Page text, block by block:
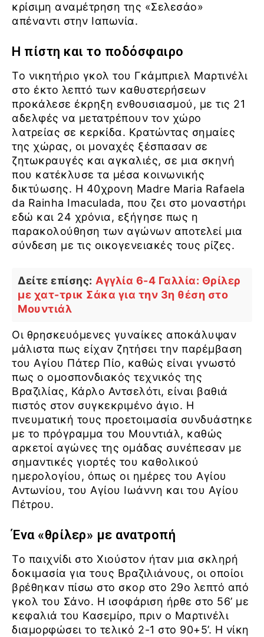
κρίσιμη αναμέτρηση της «Σελεσάο»
απέναντι στην Ιαπωνία.
Η πίστη και το ποδόσφαιρο
Το νικητήριο γκολ του Γκάμπριελ Μαρτινέλι
στο έκτο λεπτό των καθυστερήσεων
προκάλεσε έκρηξη ενθουσιασμού, με τις 21
αδελφές να μετατρέπουν τον χώρο
λατρείας σε κερκίδα. Κρατώντας σημαίες
της χώρας, οι μοναχές ξέσπασαν σε
ζητωκραυγές και αγκαλιές, σε μια σκηνή
που κατέκλυσε τα μέσα κοινωνικής
δικτύωσης. Η 40χρονη Madre Maria Rafaela
da Rainha Imaculada, που ζει στο μοναστήρι
εδώ και 24 χρόνια, εξήγησε πως η
παρακολούθηση των αγώνων αποτελεί μια
σύνδεση με τις οικογενειακές τους ρίζες.
Δείτε επίσης: Αγγλία 6-4 Γαλλία: Θρίλερ
με χατ-τρικ Σάκα για την 3η θέση στο
Μουντιάλ
Οι θρησκευόμενες γυναίκες αποκάλυψαν
μάλιστα πως είχαν ζητήσει την παρέμβαση
του Αγίου Πάτερ Πίο, καθώς είναι γνωστό
πως ο ομοσπονδιακός τεχνικός της
Βραζιλίας, Κάρλο Αντσελότι, είναι βαθιά
πιστός στον συγκεκριμένο άγιο. Η
πνευματική τους προετοιμασία συνδυάστηκε
με το πρόγραμμα του Μουντιάλ, καθώς
αρκετοί αγώνες της ομάδας συνέπεσαν με
σημαντικές γιορτές του καθολικού
ημερολογίου, όπως οι ημέρες του Αγίου
Αντωνίου, του Αγίου Ιωάννη και του Αγίου
Πέτρου.
Ένα «θρίλερ» με ανατροπή
Το παιχνίδι στο Χιούστον ήταν μια σκληρή
δοκιμασία για τους Βραζιλιάνους, οι οποίοι
βρέθηκαν πίσω στο σκορ στο 29ο λεπτό από
γκολ του Σάνο. Η ισοφάριση ήρθε στο 56’ με
κεφαλιά του Κασεμίρο, πριν ο Μαρτινέλι
διαμορφώσει το τελικό 2-1 στο 90+5’. Η νίκη